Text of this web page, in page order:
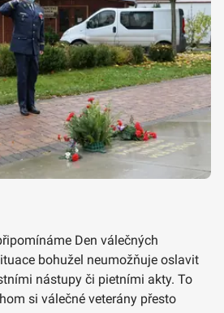
Den válečných
bohužel neumožňuje oslavit
nástupy či pietními akty. To
si válečné veterány přesto